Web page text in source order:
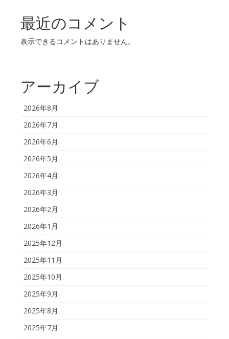
最近のコメント
表示できるコメントはありません。
アーカイブ
2026年8月
2026年7月
2026年6月
2026年5月
2026年4月
2026年3月
2026年2月
2026年1月
2025年12月
2025年11月
2025年10月
2025年9月
2025年8月
2025年7月